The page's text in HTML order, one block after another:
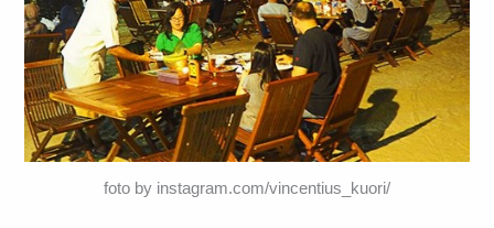
foto by instagram.com/vincentius_kuori/